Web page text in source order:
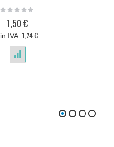
Rating:
1,50 €
1,24 €